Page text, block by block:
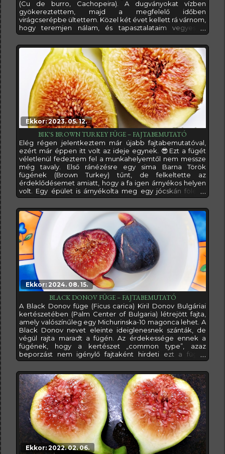
(Cu de burro, Cachopeira). A dugványokat vízben
gyökereztettem, majd a megfelelő időben
virágcserépbe ültettem. Közel két évet kellett rá várnom,
hogy teremjen nálam, és tapasztalataim vegyesek.
Viszonylag korán érik, és hozza azt, amit leírnak róla.A
Bacorinha fajtáról egy portugál nyilvántartásban azt
találtam, hogy bokra leginkább szétterülő, nyitott, nem
túl sűrű ágrendszerrel. Növekedési erélye
Ekkor: 2023. 05. 12.
BIK'S BROWN TURKEY FÜGE – FAJTABEMUTATÓ
Elég régen jelentkeztem már újabb fajtabemutatóval,
ezért már éppen itt volt az ideje egynek. 😎Ezt a fügét
véletlenül fedeztem fel a munkahelyemtől nem messze
még tavaly. Első ránézésre egy sima Barna Török
fügének (Brown Turkey) tűnt, de felkeltette az
érdeklődésemet amiatt, hogy a fa igen árnyékos helyen
volt. Egy épület is árnyékolta meg egy jócskán fölébe
terebélyesedő fa is. Mégis tele volt fügével. Nem
akármilyen fügékkel, hanem hatalmas, érett
fügékkel.Ezért arra az elhatározásra jutottam, hogy
vágok belőle dugványnak valókat, és szaporítok
Ekkor: 2024. 08. 15.
BLACK DONOV FÜGE – FAJTABEMUTATÓ
A Black Donov füge (Ficus carica) Kiril Donov Bulgáriai
kertészetében (Palm Center of Bulgaria) létrejött fajta,
amely valószínűleg egy Michurinska-10 magonca lehet. A
Black Donov nevet eleinte ideiglenesnek szánták, de
végül rajta maradt a fügén. Az érdekessége ennek a
fügének, hogy a kertészet „common type”, azaz
beporzást nem igénylő fajtaként hirdeti ezt a fügét.
Sajnos ez az információ téves, ugyanis több ismerősöm is
vásárolt tőlük ebből a fügéből, de még soha egyiknél
sem érett be egyetlen szem sem. Sok-sok füge jelenik
meg rajta, de mind
Ekkor: 2022. 02. 06.